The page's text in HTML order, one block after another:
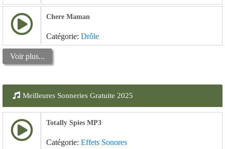
Chere Maman
Catégorie: Drôle
Voir plus...
Meilleures Sonneries Gratuite 2025
Totally Spies MP3
Catégorie: Effets Sonores